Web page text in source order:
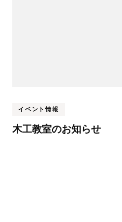
イベント情報
木工教室のお知らせ